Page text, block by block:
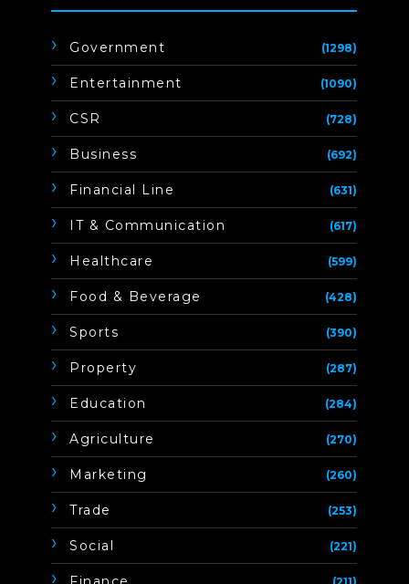
Government (1298)
Entertainment (1090)
CSR (728)
Business (692)
Financial Line (631)
IT & Communication (617)
Healthcare (599)
Food & Beverage (428)
Sports (390)
Property (287)
Education (284)
Agriculture (270)
Marketing (260)
Trade (253)
Social (221)